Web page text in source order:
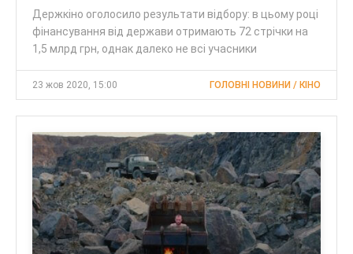
Держкіно оголосило результати відбору: в цьому році
фінансування від держави отримають 72 стрічки на
1,5 млрд грн, однак далеко не всі учасники
23 жов 2020, 15:00 ГОЛОВНІ НОВИНИ / КІНО